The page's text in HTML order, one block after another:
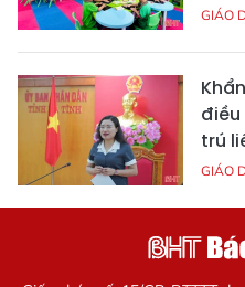
GIÁO
điều
trú
GIÁO